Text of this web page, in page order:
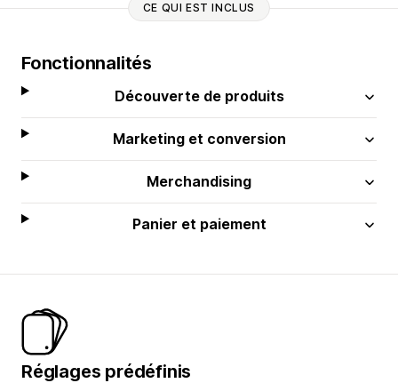
CE QUI EST INCLUS
Fonctionnalités
Découverte de produits
Marketing et conversion
Merchandising
Panier et paiement
Réglages prédéfinis